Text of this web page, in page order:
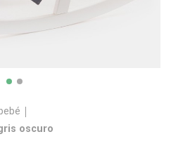
oscuro